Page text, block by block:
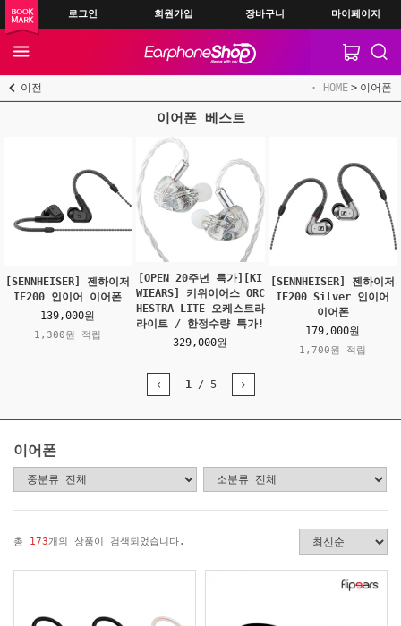
로그인 회원가입 장바구니 마이페이지
이전 HOME 이어폰
이어폰 베스트
[SENNHEISER] 젠하이저
IE200 인이어 이어폰
139,000원
1,300원 적립
[OPEN 20주년 특가][KI
WIEARS] 키위이어스 ORC
HESTRA LITE 오케스트라
라이트 / 한정수량 특가!
329,000원
[SENNHEISER] 젠하이저
IE200 Silver 인이어
이어폰
179,000원
1,700원 적립
1/ 5
이어폰
총 173개의 상품이 검색되었습니다.